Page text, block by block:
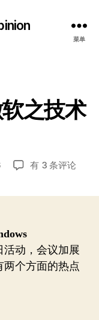
菜单
之技术
Windws
创
新
有 3 条评论
活动，会议加展
两个方面的热点